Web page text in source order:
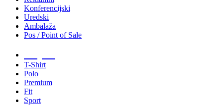
Konferencijski
Uredski
Ambalaža
Pos / Point of Sale
T-Shirt
Polo
Premium
Fit
Sport